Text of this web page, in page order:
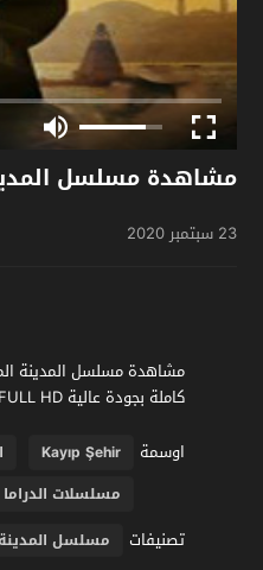
مشاهدة مسلسل المدينة
23 سبتمبر 2020
كاملة بجودة عالية FULL HD اخراج سيفدت كورال فقط وحصرياً على موقع فشار الجديد
اوسمة
Kayıp Şehir
مسلسلات الدراما
تصنيفات مسلسل